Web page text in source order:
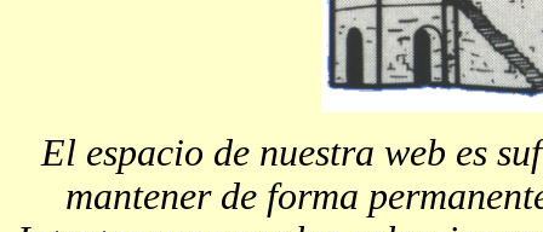
El espacio de nuestra web es
mantener de forma